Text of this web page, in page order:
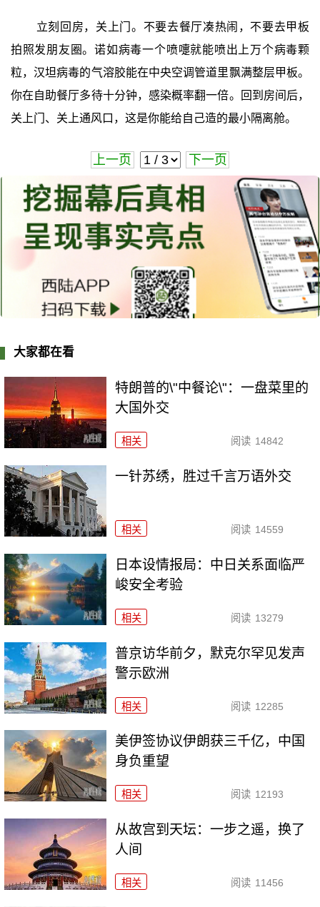
立刻回房，关上门。不要去餐厅凑热闹，不要去甲板
拍照发朋友圈。诺如病毒一个喷嚏就能喷出上万个病毒颗
粒，汉坦病毒的气溶胶能在中央空调管道里飘满整层甲板。
你在自助餐厅多待十分钟，感染概率翻一倍。回到房间后，
关上门、关上通风口，这是你能给自己造的最小隔离舱。
上一页 下一页
大家都在看
特朗普的\"中餐论\"：一盘菜里的
大国外交
相关 阅读 14842
一针苏绣，胜过千言万语外交
相关 阅读 14559
日本设情报局：中日关系面临严
峻安全考验
相关 阅读 13279
普京访华前夕，默克尔罕见发声
警示欧洲
相关 阅读 12285
美伊签协议伊朗获三千亿，中国
身负重望
相关 阅读 12193
从故宫到天坛：一步之遥，换了
人间
相关 阅读 11456